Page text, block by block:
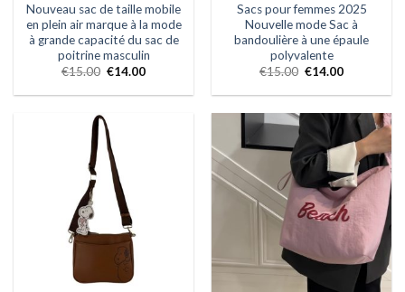
Nouveau sac de taille mobile
en plein air marque à la mode
à grande capacité du sac de
poitrine masculin
€15.00 €14.00
Sacs pour femmes 2025
Nouvelle mode Sac à
bandoulière à une épaule
polyvalente
€15.00 €14.00